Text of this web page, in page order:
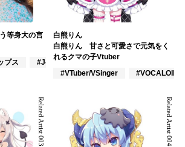
等身大の言
プス #J-POP
白熊りん
白熊りん 甘さと可愛さで元気をく
れるクマの子Vtuber
#VTuber/VSinger
#VOCALOID
Related Artist 003 Related Artist 004